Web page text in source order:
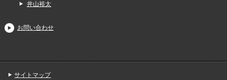
井山裕太
お問い合わせ
サイトマップ